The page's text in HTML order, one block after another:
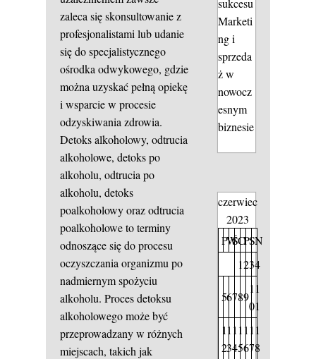
zaleca się skonsultowanie z
profesjonalistami lub udanie
się do specjalistycznego
ośrodka odwykowego, gdzie
można uzyskać pełną opiekę
i wsparcie w procesie
odzyskiwania zdrowia.
Detoks alkoholowy, odtrucia
alkoholowe, detoks po
alkoholu, odtrucia po
alkoholu, detoks
poalkoholowy oraz odtrucia
poalkoholowe to terminy
odnoszące się do procesu
oczyszczania organizmu po
nadmiernym spożyciu
alkoholu. Proces detoksu
alkoholowego może być
przeprowadzany w różnych
miejscach, takich jak
sukcesu
Marketi
ng i
sprzeda
ż w
nowocz
esnym
biznesie
czerwiec
2023
PW
ŚCPSN
1234
56789
1
0
1
1
1
2
1
3
1
4
1
5
1
6
1
7
1
8